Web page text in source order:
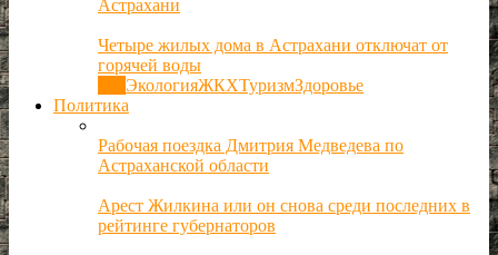
Астрахани
Четыре жилых дома в Астрахани отключат от
горячей воды
ЭкологияЖКХТуризмЗдоровье
Политика
Рабочая поездка Дмитрия Медведева по
Астраханской области
Арест Жилкина или он снова среди последних в
рейтинге губернаторов